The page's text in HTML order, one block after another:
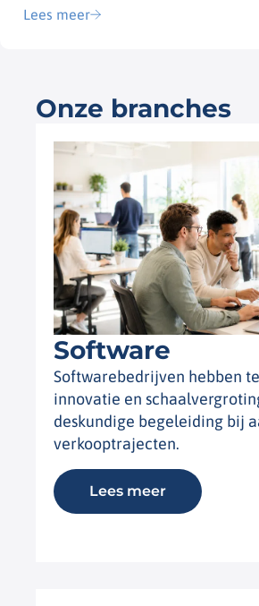
Lees meer
Onze branches
Software
Softwarebedrijven hebben
innovatie en
deskundige begeleiding bij
verkooptrajecten.
Lees meer